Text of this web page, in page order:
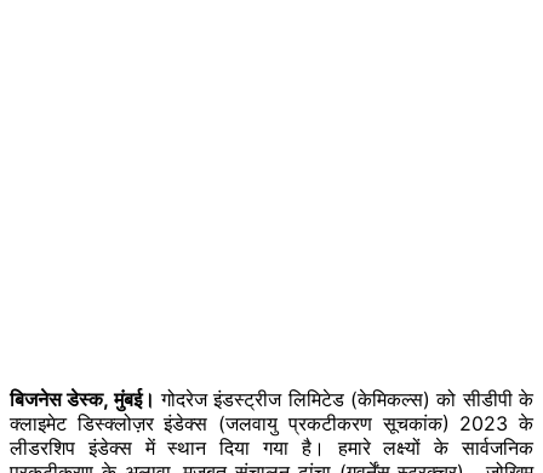
बिजनेस डेस्क, मुंबई। गोदरेज इंडस्ट्रीज लिमिटेड (केमिकल्स) को सीडीपी के
क्लाइमेट डिस्क्लोज़र इंडेक्स (जलवायु प्रकटीकरण सूचकांक) 2023 के
लीडरशिप इंडेक्स में स्थान दिया गया है। हमारे लक्ष्यों के सार्वजनिक